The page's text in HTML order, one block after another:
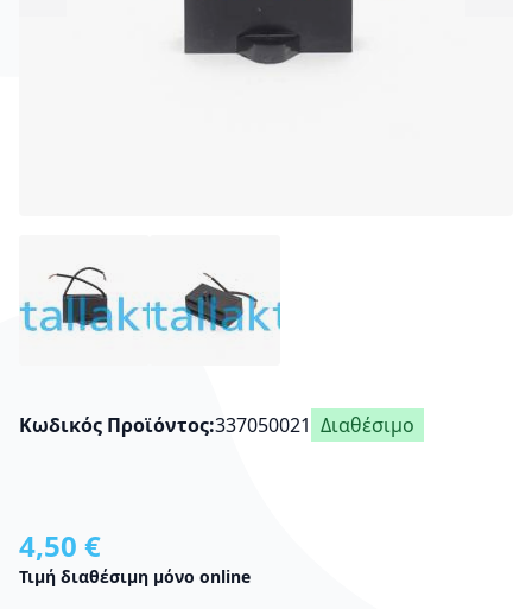
Κωδικός Προϊόντος 337050021 Διαθέσιμο
4,50 €
Τιμή διαθέσιμη μόνο online